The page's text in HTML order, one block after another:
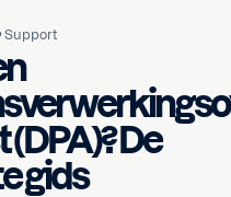
Support
De
gids